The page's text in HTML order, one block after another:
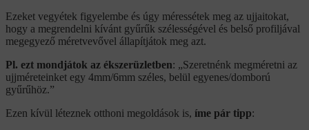
Ezeket vegyétek figyelembe és úgy méressétek meg az ujjaitokat,
hogy a megrendelni kívánt gyűrűk szélességével és belső profiljával
megegyező méretvevővel állapítjátok meg azt.
Pl. ezt mondjátok az ékszerüzletben: „Szeretnénk megméretni az
ujjméreteinket egy 4mm/6mm széles, belül egyenes/domború
gyűrűhöz.”
Ezen kívül léteznek otthoni megoldások is, íme pár tipp: